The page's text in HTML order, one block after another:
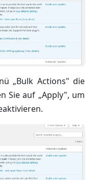
„Bulk Actions" die
Sie auf „Apply", um